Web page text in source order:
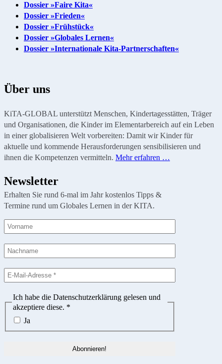
Dossier »Faire Kita«
Dossier »Frieden«
Dossier »Frühstück«
Dossier »Globales Lernen«
Dossier »Internationale Kita-Partnerschaften«
Über uns
KiTA-GLOBAL unterstützt Menschen, Kindertagesstätten, Träger
und Organisationen, die Kinder im Elementarbereich auf ein Leben
in einer globalisieren Welt vorbereiten: Damit wir Kinder für
aktuelle und kommende Herausforderungen sensibilisieren und
ihnen die Kompetenzen vermitteln. Mehr erfahren …
Newsletter
Erhalten Sie rund 6-mal im Jahr kostenlos Tipps &
Termine rund um Globales Lernen in der KITA.
Ich habe die Datenschutzerklärung gelesen und
akzeptiere diese. *
Ja